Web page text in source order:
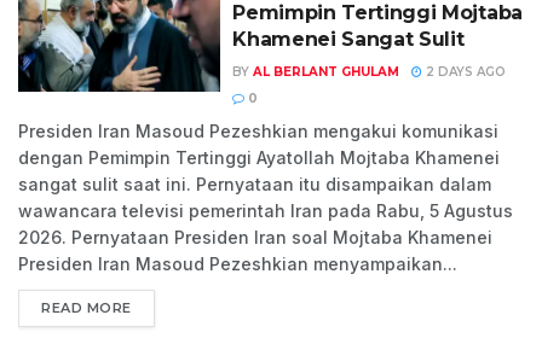
Pemimpin Tertinggi Mojtaba
Khamenei Sangat Sulit
BY AL BERLANT GHULAM
2 DAYS AGO
0
Presiden Iran Masoud Pezeshkian mengakui komunikasi
dengan Pemimpin Tertinggi Ayatollah Mojtaba Khamenei
sangat sulit saat ini. Pernyataan itu disampaikan dalam
wawancara televisi pemerintah Iran pada Rabu, 5 Agustus
2026. Pernyataan Presiden Iran soal Mojtaba Khamenei
Presiden Iran Masoud Pezeshkian menyampaikan...
READ MORE